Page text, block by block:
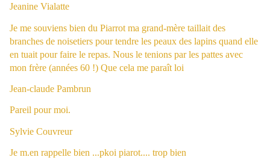
Jeanine Vialatte
Je me souviens bien du Piarrot ma grand-mère taillait des
branches de noisetiers pour tendre les peaux des lapins quand elle
en tuait pour faire le repas. Nous le tenions par les pattes avec
mon frère (années 60 !) Que cela me paraît loi
Jean-claude Pambrun
Pareil pour moi.
Sylvie Couvreur
Je m.en rappelle bien ...pkoi piarot.... trop bien